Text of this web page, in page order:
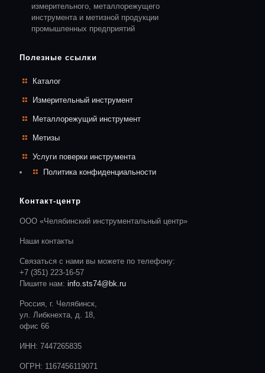
измерительного, металлорежущего
инструмента и метизной продукции
промышленных предприятий
Полезные ссылки
Каталог
Измерительный инструмент
Металлорежущий инструмент
Метизы
Услуги поверки инструмента
Политика конфиденциальности
Контакт-центр
ООО «Челябинский инструментальный центр»
Наши контакты
Связаться с нами вы можете по телефону:
+7 (351) 223-16-57
Пишите нам: info.sts74@bk.ru
Россия, г. Челябинск,
ул. Либкнехта, д. 18,
офис 66
ИНН: 7447265835
ОГРН: 1167456119071